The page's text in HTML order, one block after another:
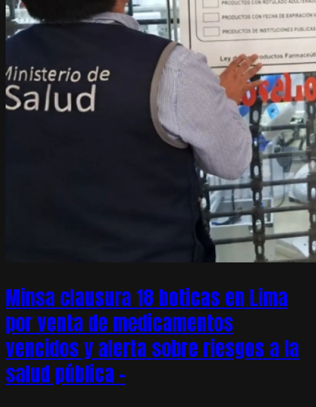
Minsa clausura 18 boticas en Lima
por venta de medicamentos
vencidos y alerta sobre riesgos a la
salud pública –